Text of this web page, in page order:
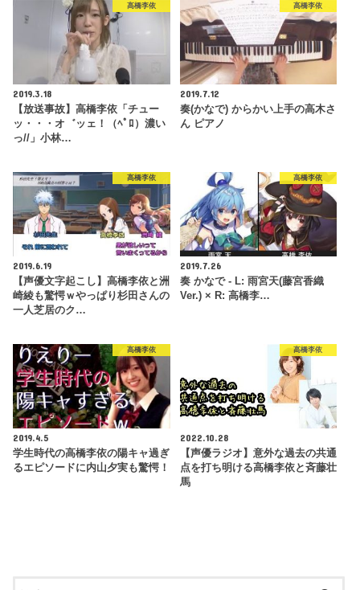
高橋李依
2019.3.18
【放送事故】高橋李依「チュー
ッ・・・オ゛ッェ！（ﾍﾟﾛ）濃い
っ//」小林…
高橋李依
2019.7.12
奏(かなで) からかい上手の高木さ
ん ピアノ
高橋李依
2019.6.19
【声優文字起こし】高橋李依と洲
崎綾も驚愕ｗやっぱり杉田さんの
一人芝居のク…
高橋李依
2019.7.26
奏 かなで - L: 雨宮天(藤宮香織
Ver.) × R: 高橋李…
高橋李依
2019.4.5
学生時代の高橋李依の陽キャ過ぎ
るエピソードに内山夕実も驚愕！
高橋李依
2022.10.28
【声優ラジオ】意外な過去の共通
点を打ち明ける高橋李依と斉藤壮
馬